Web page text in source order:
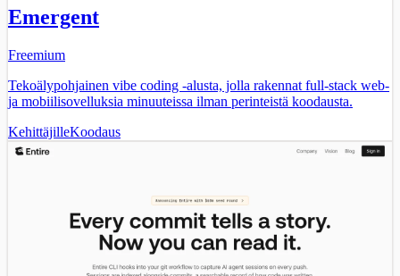
Emergent
Freemium
Tekoälypohjainen vibe coding -alusta, jolla rakennat full-stack web-
ja mobiilisovelluksia minuuteissa ilman perinteistä koodausta.
KehittäjilleKoodaus